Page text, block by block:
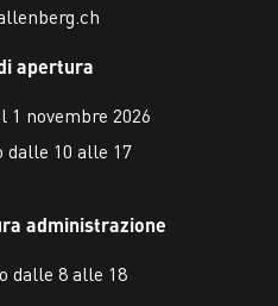
apertura
1 novembre 2026
dalle 10 alle 17
administrazione
dalle 8 alle 18